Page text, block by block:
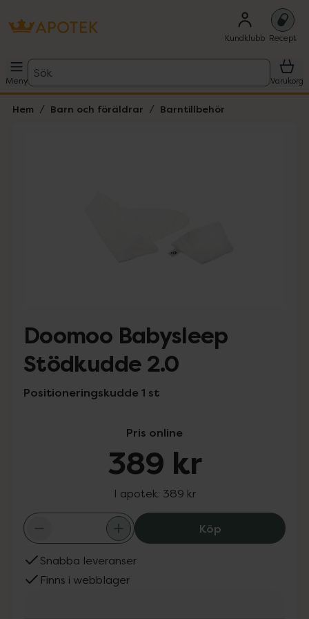
Kundklubb Recept
Meny
Sök
Varukorg
Hem Barn och föräldrar Barntillbehör
Doomoo Babysleep
Stödkudde 2.0
Positioneringskudde 1 st
Pris online
389 kr
I apotek: 389 kr
KöpDoomoo
Snabba leveranser
Finns i webblager